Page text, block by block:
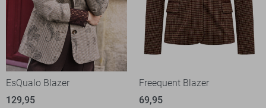
EsQualo Blazer
129,95
Freequent Blazer
69,95